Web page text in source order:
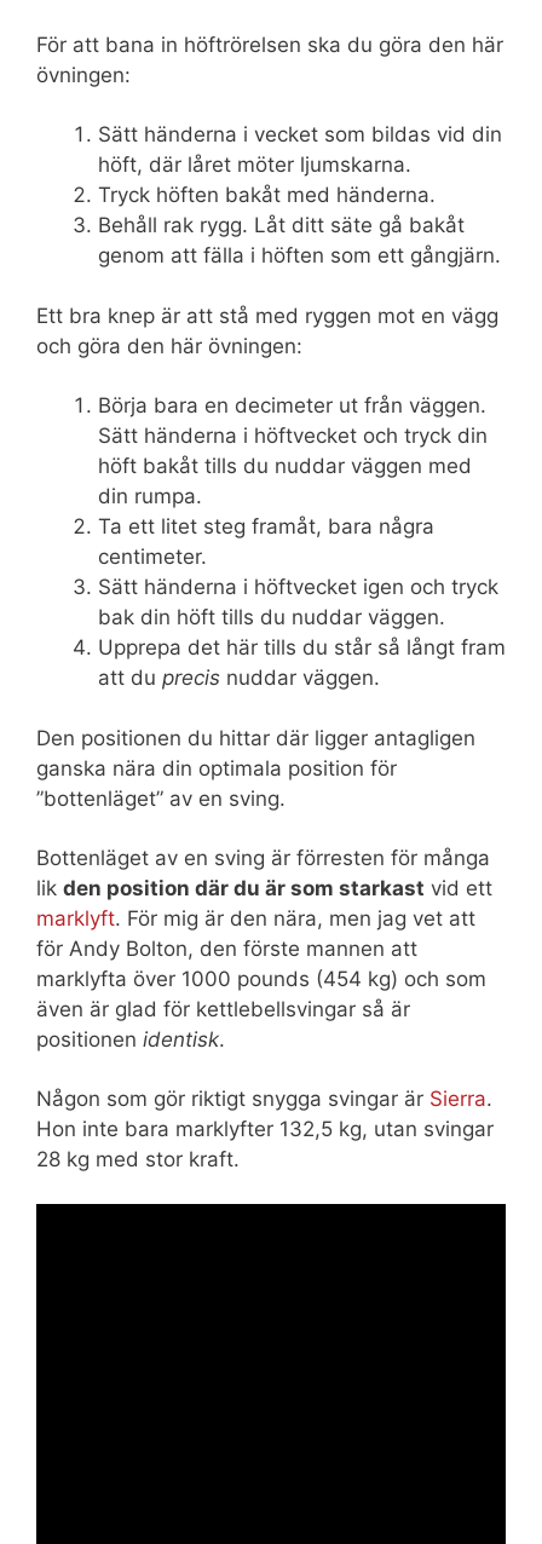
För att bana in höftrörelsen ska du göra den här
övningen:
Sätt händerna i vecket som bildas vid din
höft, där låret möter ljumskarna.
Tryck höften bakåt med händerna.
Behåll rak rygg. Låt ditt säte gå bakåt
genom att fälla i höften som ett gångjärn.
Ett bra knep är att stå med ryggen mot en vägg
och göra den här övningen:
Börja bara en decimeter ut från väggen.
Sätt händerna i höftvecket och tryck din
höft bakåt tills du nuddar väggen med
din rumpa.
Ta ett litet steg framåt, bara några
centimeter.
Sätt händerna i höftvecket igen och tryck
bak din höft tills du nuddar väggen.
Upprepa det här tills du står så långt fram
att du precis nuddar väggen.
Den positionen du hittar där ligger antagligen
ganska nära din optimala position för
”bottenläget” av en sving.
Bottenläget av en sving är förresten för många
lik den position där du är som starkast vid ett
marklyft. För mig är den nära, men jag vet att
för Andy Bolton, den förste mannen att
marklyfta över 1000 pounds (454 kg) och som
även är glad för kettlebellsvingar så är
positionen identisk.
Någon som gör riktigt snygga svingar är Sierra.
Hon inte bara marklyfter 132,5 kg, utan svingar
28 kg med stor kraft.